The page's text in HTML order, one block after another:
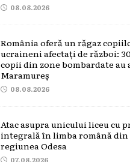
08.08.2026
România oferă un răgaz
ucraineni afectați de război:
copii din zone bombardate au
Maramureș
08.08.2026
Atac asupra unicului liceu cu
integrală în limba română din
regiunea Odesa
07.08.2026